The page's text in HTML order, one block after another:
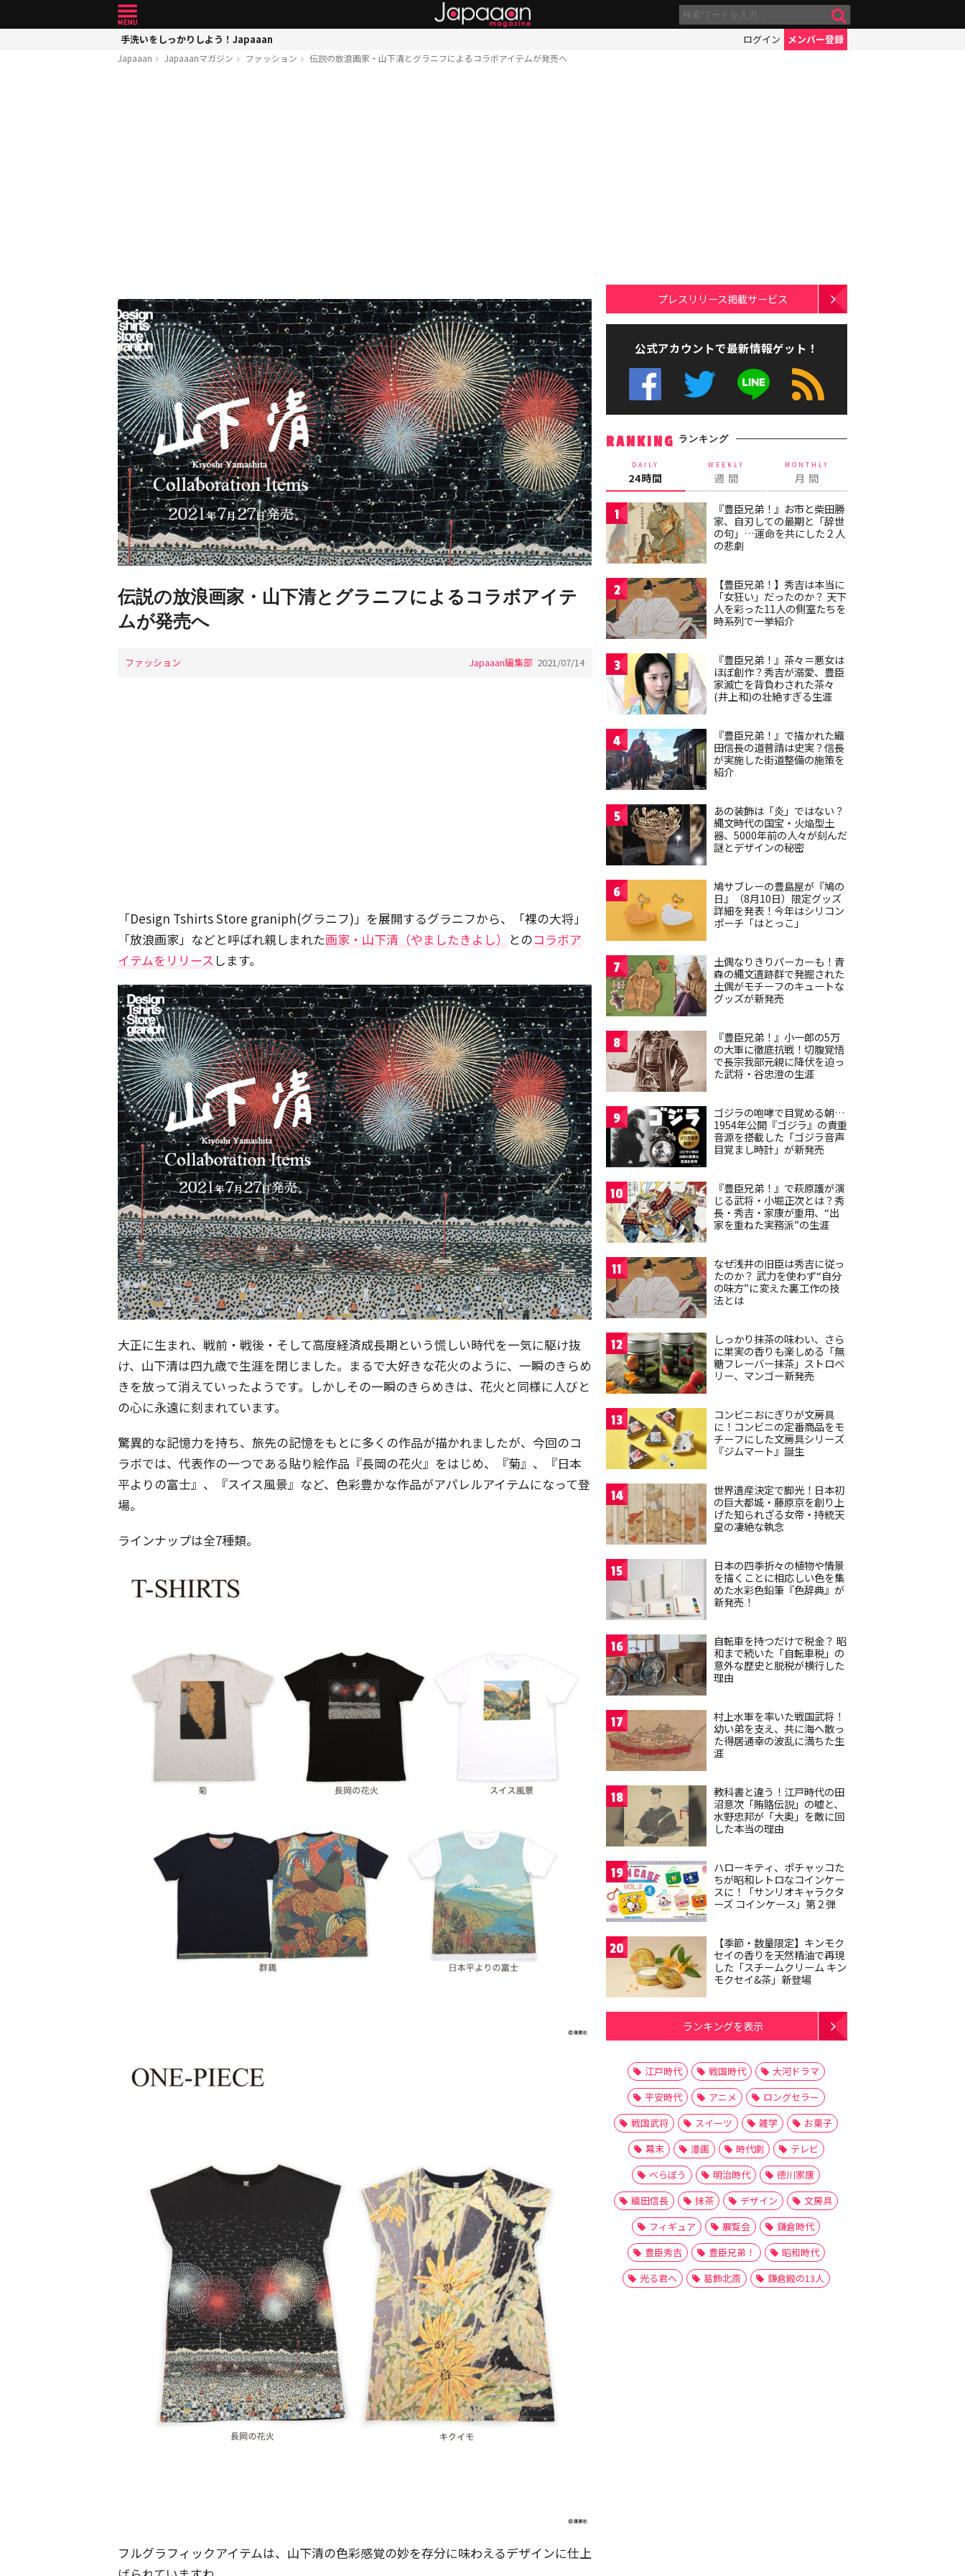
手洗いをしっかりしよう！Japaaan ログイン メンバー登録
Japaaan Japaaanマガジン ファッション 伝説の放浪画家・山下清とグラニフによるコラボアイテムが発売へ
伝説の放浪画家・山下清とグラニフによるコラボアイテ
ムが発売へ
ファッション Japaaan編集部 2021/07/14
「Design Tshirts Store graniph(グラニフ)」を展開するグラニフから、「裸の大将」
「放浪画家」などと呼ばれ親しまれた画家・山下清（やましたきよし） とのコラボア
イテムをリリース します。
大正に生まれ、戦前・戦後・そして高度経済成長期という慌しい時代を一気に駆け抜
け、山下清は四九歳で生涯を閉じました。まるで大好きな花火のように、一瞬のきらめ
きを放って消えていったようです。しかしその一瞬のきらめきは、花火と同様に人びと
の心に永遠に刻まれています。
驚異的な記憶力を持ち、旅先の記憶をもとに多くの作品が描かれましたが、今回のコ
ラボでは、代表作の一つである貼り絵作品『長岡の花火』をはじめ、『菊』、『日本
平よりの富士』、『スイス風景』など、色彩豊かな作品がアパレルアイテムになって登
場。
ラインナップは全7種類。
フルグラフィックアイテムは、山下清の色彩感覚の妙を存分に味わえるデザインに仕上
プレスリリース掲載サービス
公式アカウントで最新情報ゲット！
RANKING ランキング
DAILY
24時間
WEEKLY
週 間
MONTHLY
月 間
1
『豊臣兄弟！』お市と柴田勝
家、自刃しての最期と「辞世
の句」…運命を共にした２人
の悲劇
2
【豊臣兄弟！】秀吉は本当に
「女狂い」だったのか？ 天下
人を彩った11人の側室たちを
時系列で一挙紹介
3
『豊臣兄弟！』茶々＝悪女は
ほぼ創作？秀吉が溺愛、豊臣
家滅亡を背負わされた茶々
(井上和)の壮絶すぎる生涯
4
『豊臣兄弟！』で描かれた織
田信長の道普請は史実？信長
が実施した街道整備の施策を
紹介
5
あの装飾は「炎」ではない？
縄文時代の国宝・火焔型土
器、5000年前の人々が刻んだ
謎とデザインの秘密
6
鳩サブレーの豊島屋が『鳩の
日』（8月10日）限定グッズ
詳細を発表！今年はシリコン
ポーチ「はとっこ」
7
土偶なりきりパーカーも！青
森の縄文遺跡群で発掘された
土偶がモチーフのキュートな
グッズが新発売
8
『豊臣兄弟！』小一郎の5万
の大軍に徹底抗戦！切腹覚悟
で長宗我部元親に降伏を迫っ
た武将・谷忠澄の生涯
9
ゴジラの咆哮で目覚める朝…
1954年公開『ゴジラ』の貴重
音源を搭載した「ゴジラ音声
目覚まし時計」が新発売
10
『豊臣兄弟！』で萩原護が演
じる武将・小堀正次とは？秀
長・秀吉・家康が重用、“出
家を重ねた実務派”の生涯
11
なぜ浅井の旧臣は秀吉に従っ
たのか？ 武力を使わず“自分
の味方”に変えた裏工作の技
法とは
12
しっかり抹茶の味わい、さら
に果実の香りも楽しめる「無
糖フレーバー抹茶」ストロベ
リー、マンゴー新発売
13
コンビニおにぎりが文房具
に！コンビニの定番商品をモ
チーフにした文房具シリーズ
『ジムマート』誕生
14
世界遺産決定で脚光！日本初
の巨大都城・藤原京を創り上
げた知られざる女帝・持統天
皇の凄絶な執念
15
日本の四季折々の植物や情景
を描くことに相応しい色を集
めた水彩色鉛筆『色辞典』が
新発売！
16
自転車を持つだけで税金？ 昭
和まで続いた「自転車税」の
意外な歴史と脱税が横行した
理由
17
村上水軍を率いた戦国武将！
幼い弟を支え、共に海へ散っ
た得居通幸の波乱に満ちた生
涯
18
教科書と違う！江戸時代の田
沼意次「賄賂伝説」の嘘と、
水野忠邦が「大奥」を敵に回
した本当の理由
19
ハローキティ、ポチャッコた
ちが昭和レトロなコインケー
スに！「サンリオキャラクタ
ーズ コインケース」第２弾
20
【季節・数量限定】キンモク
セイの香りを天然精油で再現
した「スチームクリーム キン
モクセイ&茶」新登場
ランキングを表示
江戸時代 戦国時代
大河ドラマ
平安時代
アニメ
ロングセラー
戦国武将
スイーツ 雑学
お菓子
幕末
漫画 時代劇
テレビ
べらぼう
明治時代
徳川家康
織田信長
抹茶 デザイン
文房具
フィギュア
展覧会
鎌倉時代
豊臣秀吉
豊臣兄弟！
昭和時代
光る君へ
葛飾北斎 鎌倉殿の13人